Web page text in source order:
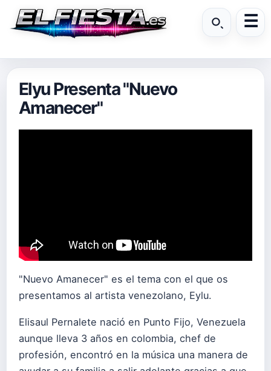
Elyu Presenta "Nuevo
Amanecer"
"Nuevo Amanecer" es el tema con el que os
presentamos al artista venezolano, Eylu.
Elisaul Pernalete nació en Punto Fijo, Venezuela
aunque lleva 3 años en colombia, chef de
profesión, encontró en la música una manera de